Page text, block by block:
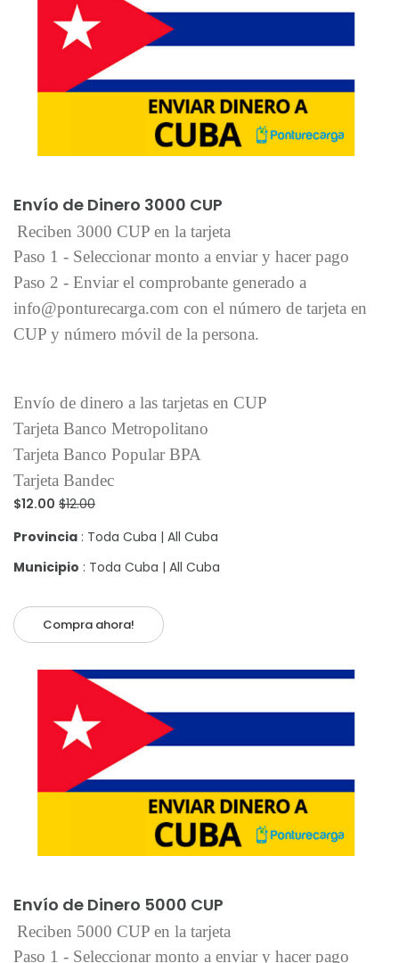
Envío de Dinero 3000 CUP
Reciben 3000 CUP en la tarjeta
Paso 1 - Seleccionar monto a enviar y hacer pago
Paso 2 - Enviar el comprobante generado a
info@ponturecarga.com con el número de tarjeta en
CUP y número móvil de la persona.
Envío de dinero a las tarjetas en CUP
Tarjeta Banco Metropolitano
Tarjeta Banco Popular BPA
Tarjeta Bandec
$12.00 $12.00
Provincia : Toda Cuba | All Cuba
Municipio : Toda Cuba | All Cuba
Compra ahora!
Envío de Dinero 5000 CUP
Reciben 5000 CUP en la tarjeta
Paso 1 - Seleccionar monto a enviar y hacer pago